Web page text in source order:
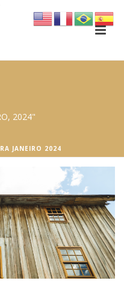
2024"
JANEIRO 2024